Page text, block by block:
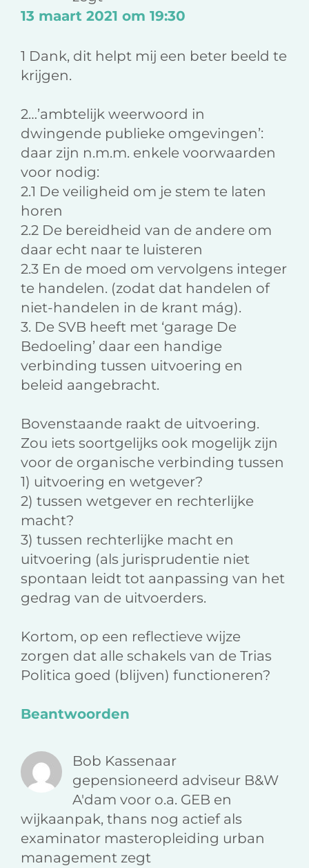
13 maart 2021 om 19:30
1 Dank, dit helpt mij een beter beeld te
krijgen.
2…’ambtelijk weerwoord in
dwingende publieke omgevingen’:
daar zijn n.m.m. enkele voorwaarden
voor nodig:
2.1 De veiligheid om je stem te laten
horen
2.2 De bereidheid van de andere om
daar echt naar te luisteren
2.3 En de moed om vervolgens integer
te handelen. (zodat dat handelen of
niet-handelen in de krant mág).
3. De SVB heeft met ‘garage De
Bedoeling’ daar een handige
verbinding tussen uitvoering en
beleid aangebracht.
Bovenstaande raakt de uitvoering.
Zou iets soortgelijks ook mogelijk zijn
voor de organische verbinding tussen
1) uitvoering en wetgever?
2) tussen wetgever en rechterlijke
macht?
3) tussen rechterlijke macht en
uitvoering (als jurisprudentie niet
spontaan leidt tot aanpassing van het
gedrag van de uitvoerders.
Kortom, op een reflectieve wijze
zorgen dat alle schakels van de Trias
Politica goed (blijven) functioneren?
Beantwoorden
Bob Kassenaar
gepensioneerd adviseur B&W
A'dam voor o.a. GEB en
wijkaanpak, thans nog actief als
examinator masteropleiding urban
management zegt